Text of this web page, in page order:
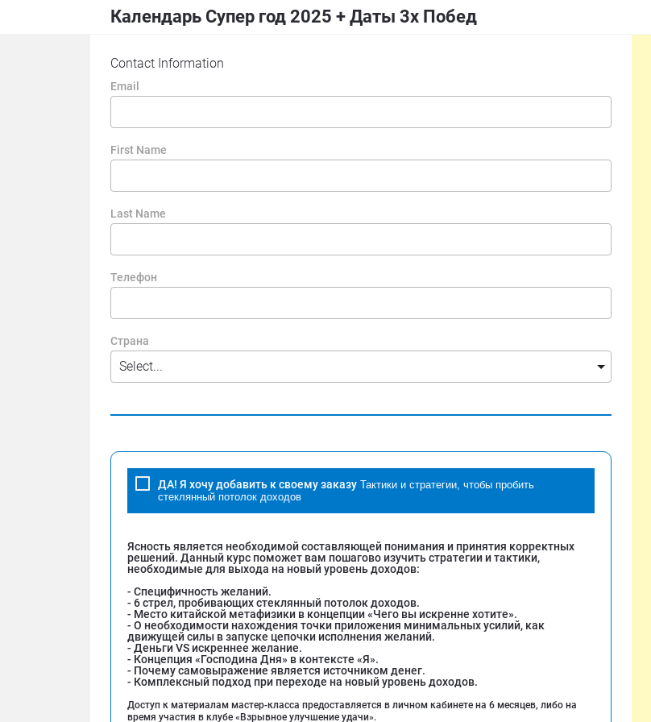
Календарь Супер год 2025 + Даты 3х Побед
Contact Information
Email
First Name
Last Name
Телефон
Страна
ДА! Я хочу добавить к своему заказу Тактики и стратегии, чтобы пробить
стеклянный потолок доходов
Ясность является необходимой составляющей понимания и принятия корректных
решений. Данный курс поможет вам пошагово изучить стратегии и тактики,
необходимые для выхода на новый уровень доходов:
- Специфичность желаний.
- 6 стрел, пробивающих стеклянный потолок доходов.
- Место китайской метафизики в концепции «Чего вы искренне хотите».
- О необходимости нахождения точки приложения минимальных усилий, как
движущей силы в запуске цепочки исполнения желаний.
- Деньги VS искреннее желание.
- Концепция «Господина Дня» в контексте «Я».
- Почему самовыражение является источником денег.
- Комплексный подход при переходе на новый уровень доходов.
Доступ к материалам мастер-класса предоставляется в личном кабинете на 6 месяцев, либо на
время участия в клубе «Взрывное улучшение удачи».